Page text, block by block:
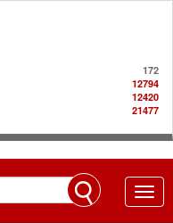
172
12794
12420
21477
Toggle